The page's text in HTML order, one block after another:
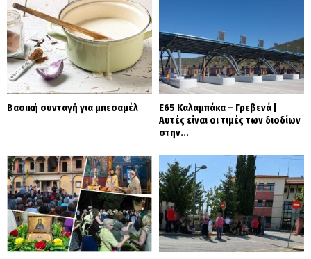
Βασική συνταγή για μπεσαμέλ
Ε65 Καλαμπάκα – Γρεβενά |
Αυτές είναι οι τιμές των διοδίων
στην...